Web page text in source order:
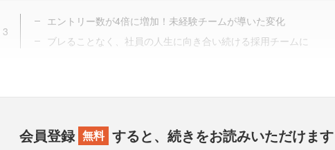
3
エントリー数が4倍に増加！未経験チームが導いた変化
ブレることなく、社員の人生に向き合い続ける採用チームに
会員登録 無料 すると、続きをお読みいただけます